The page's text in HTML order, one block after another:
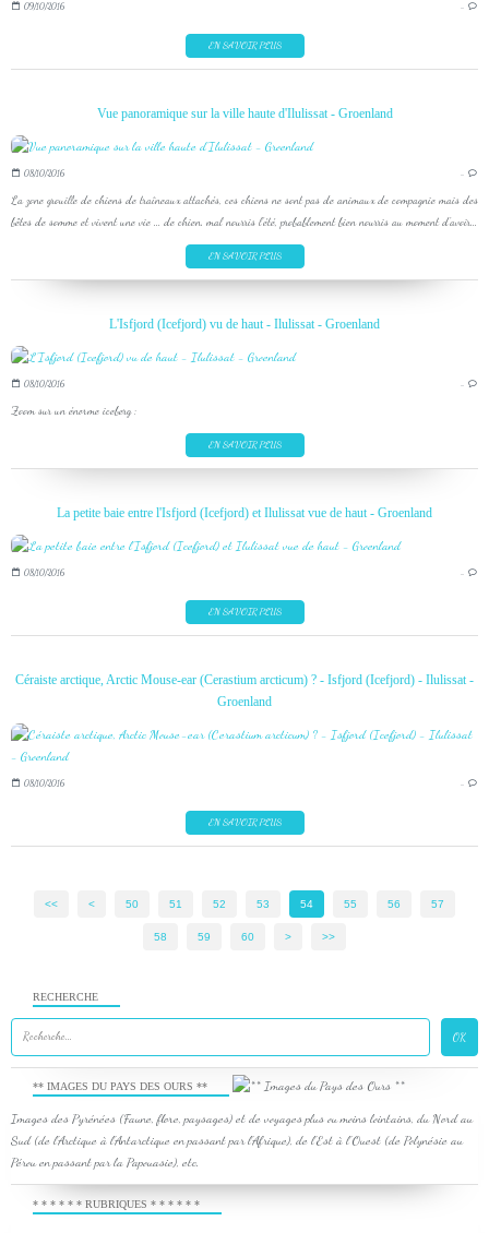
09/10/2016 …
EN SAVOIR PLUS
Vue panoramique sur la ville haute d'Ilulissat - Groenland
08/10/2016 …
La zone grouille de chiens de traîneaux attachés, ces chiens ne sont pas de animaux de compagnie mais des
bêtes de somme et vivent une vie ... de chien. mal nourris l'été, probablement bien nourris au moment d'avoir...
EN SAVOIR PLUS
L'Isfjord (Icefjord) vu de haut - Ilulissat - Groenland
08/10/2016 …
Zoom sur un énorme iceberg :
EN SAVOIR PLUS
La petite baie entre l'Isfjord (Icefjord) et Ilulissat vue de haut - Groenland
08/10/2016 …
EN SAVOIR PLUS
Céraiste arctique, Arctic Mouse-ear (Cerastium arcticum) ? - Isfjord (Icefjord) - Ilulissat -
Groenland
08/10/2016 …
EN SAVOIR PLUS
<< < 10
20
30
40
50 51 52 53 54 55 56 57
58 59 60 > >>
RECHERCHE
** IMAGES DU PAYS DES OURS **
Images des Pyrénées (Faune, flore, paysages) et de voyages plus ou moins lointains, du Nord au
Sud (de l'Arctique à l'Antarctique en passant par l'Afrique), de l'Est à l'Ouest (de Polynésie au
Pérou en passant par la Papouasie), etc.
* * * * * * RUBRIQUES * * * * * *